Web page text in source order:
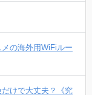
の海外用WiFiルー
けで大丈夫？《究